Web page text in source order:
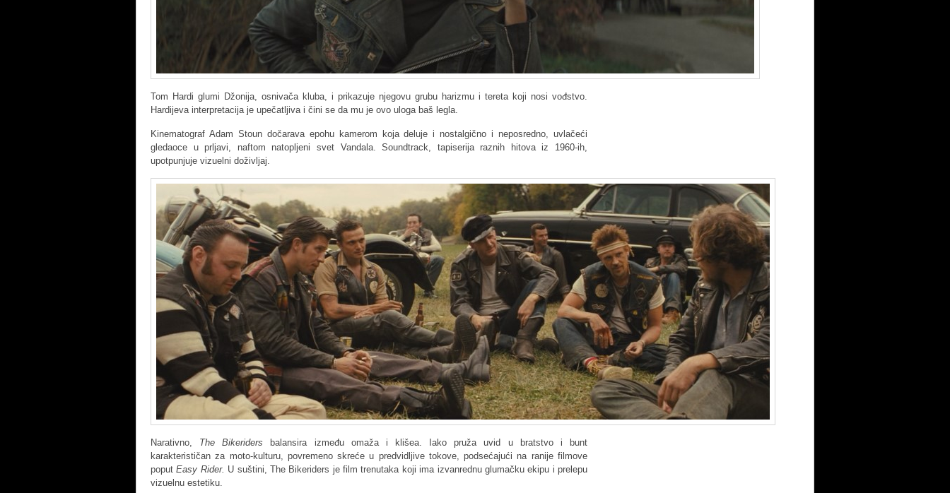
Tom Hardi glumi Džonija, osnivača kluba, i prikazuje njegovu grubu harizmu i tereta koji nosi vođstvo.
Hardijeva interpretacija je upečatljiva i čini se da mu je ovo uloga baš legla.
Kinematograf Adam Stoun dočarava epohu kamerom koja deluje i nostalgično i neposredno, uvlačeći
gledaoce u prljavi, naftom natopljeni svet Vandala. Soundtrack, tapiserija raznih hitova iz 1960-ih,
upotpunjuje vizuelni doživljaj.
Narativno, The Bikeriders balansira između omaža i klišea. Iako pruža uvid u bratstvo i bunt
karakterističan za moto-kulturu, povremeno skreće u predvidljive tokove, podsećajući na ranije filmove
poputEasy Rider. U suštini, The Bikeriders je film trenutaka koji ima izvanrednu glumačku ekipu i prelepu
vizuelnu estetiku.